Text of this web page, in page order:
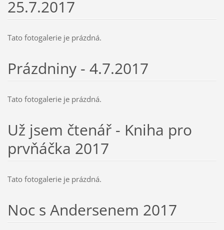
25.7.2017
Tato fotogalerie je prázdná.
Prázdniny - 4.7.2017
Tato fotogalerie je prázdná.
Už jsem čtenář - Kniha pro
prvňáčka 2017
Tato fotogalerie je prázdná.
Noc s Andersenem 2017